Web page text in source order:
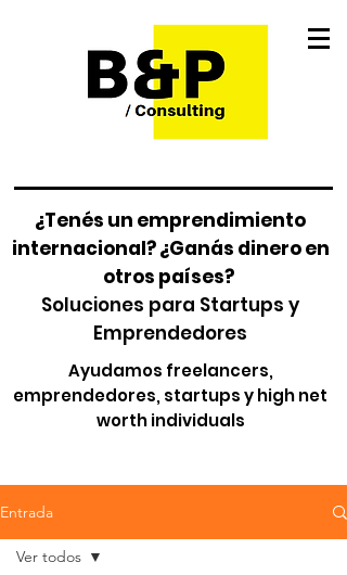
¿Tenés un emprendimiento
internacional? ¿Ganás dinero en
otros países?
Soluciones para Startups y
Emprendedores
Ayudamos freelancers,
emprendedores, startups y high net
worth individuals
Entrada
Ver todos